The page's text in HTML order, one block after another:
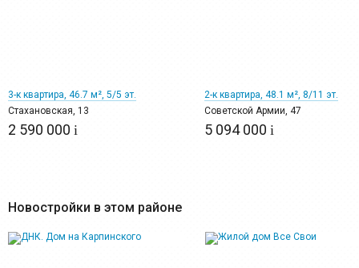
3-к квартира, 46.7 м², 5/5 эт.
Стахановская, 13
2 590 000 i
2-к квартира, 48.1 м², 8/11 эт.
Советской Армии, 47
5 094 000 i
Новостройки в этом районе